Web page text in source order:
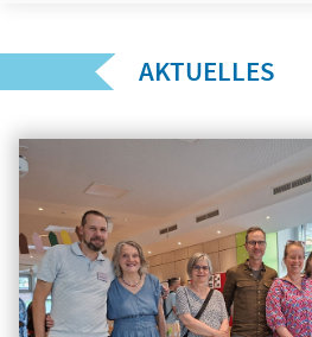
AKTUELLES